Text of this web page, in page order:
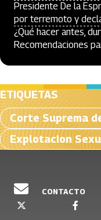
Presidente De la
por terremoto y
¿Qué hacer antes,
Recomendaciones
ETIQUETAS
Corte Suprema
Explotacion
CONTACTO